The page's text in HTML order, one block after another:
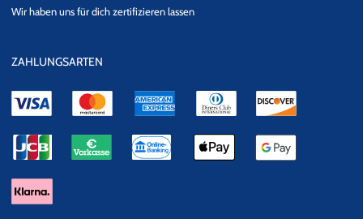
Datensicherheit
Wir haben uns für dich zertifizieren lassen
ZAHLUNGSARTEN